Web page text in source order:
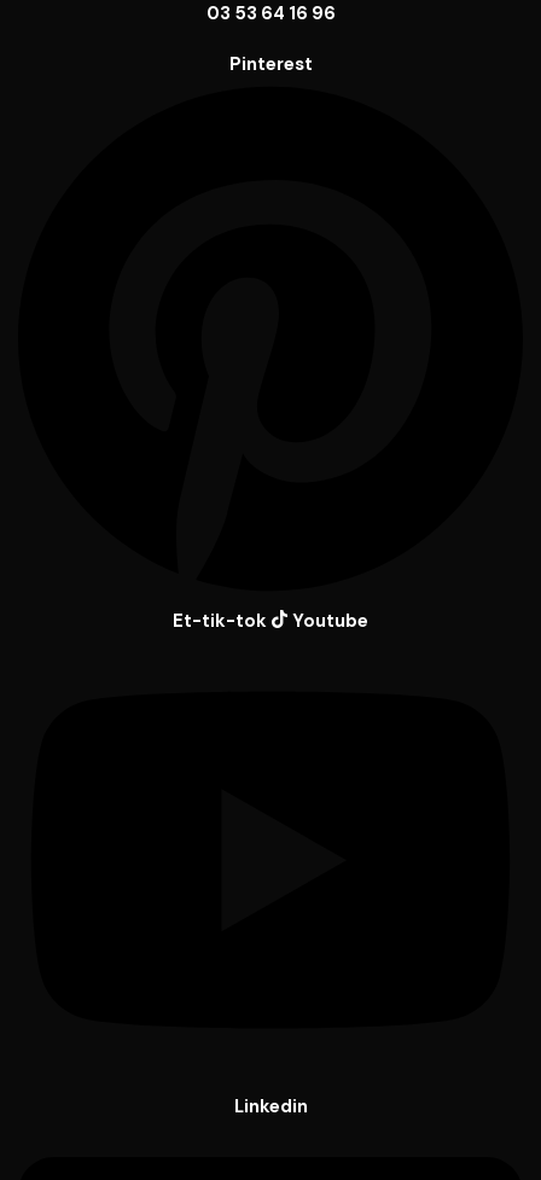
03 53 64 16 96
Pinterest
Et-tik-tok Youtube
Linkedin